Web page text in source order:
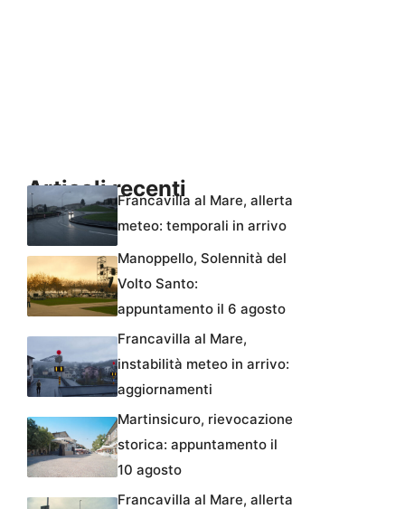
Articoli recentiFrancavilla al Mare, allerta
meteo: temporali in arrivo
Manoppello, Solennità del
Volto Santo:
appuntamento il 6 agosto
Francavilla al Mare,
instabilità meteo in arrivo:
aggiornamenti
Martinsicuro, rievocazione
storica: appuntamento il
10 agosto
Francavilla al Mare, allerta